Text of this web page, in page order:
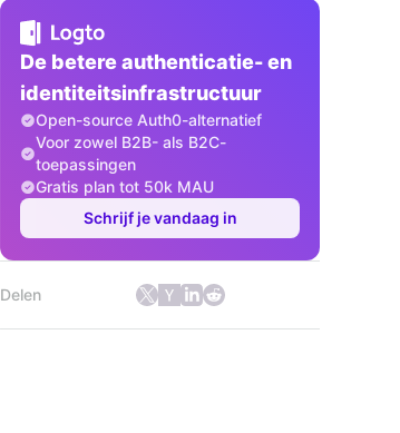
De betere authenticatie- en
identiteitsinfrastructuur
Open-source Auth0-alternatief
Voor zowel B2B- als B2C-
toepassingen
Gratis plan tot 50k MAU
Schrijf je vandaag in
Delen